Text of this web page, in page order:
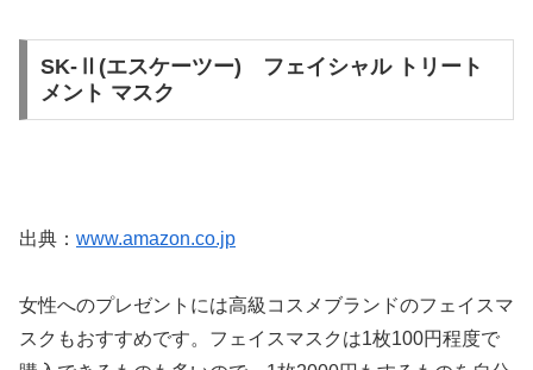
SK-Ⅱ(エスケーツー) フェイシャル トリート
メント マスク
出典： www.amazon.co.jp
女性へのプレゼントには高級コスメブランドのフェイスマ
スクもおすすめです。フェイスマスクは1枚100円程度で